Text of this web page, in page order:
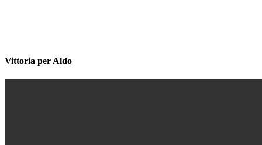
Vittoria per Aldo